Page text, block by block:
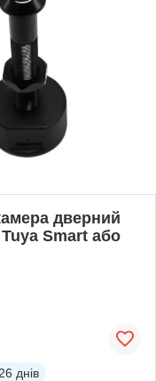
дверний
Smart або
26 днів